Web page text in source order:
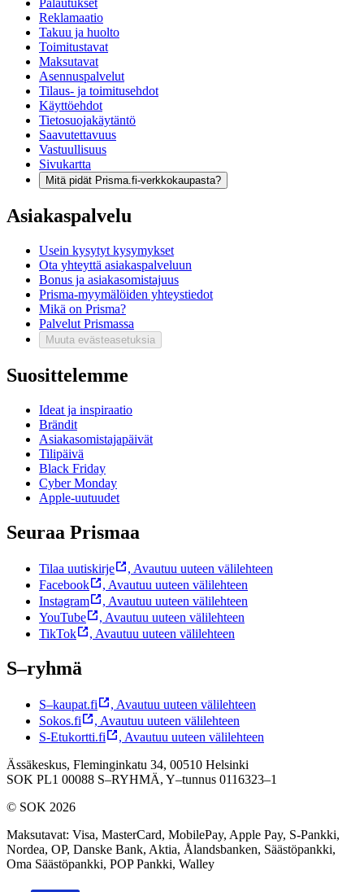
Palautukset
Reklamaatio
Takuu ja huolto
Toimitustavat
Maksutavat
Asennuspalvelut
Tilaus- ja toimitusehdot
Käyttöehdot
Tietosuojakäytäntö
Saavutettavuus
Vastuullisuus
Sivukartta
Mitä pidät Prisma.fi-verkkokaupasta?
Asiakaspalvelu
Usein kysytyt kysymykset
Ota yhteyttä asiakaspalveluun
Bonus ja asiakasomistajuus
Prisma-myymälöiden yhteystiedot
Mikä on Prisma?
Palvelut Prismassa
Muuta evästeasetuksia
Suosittelemme
Ideat ja inspiraatio
Brändit
Asiakasomistajapäivät
Tilipäivä
Black Friday
Cyber Monday
Apple-uutuudet
Seuraa Prismaa
Tilaa uutiskirje , Avautuu uuteen välilehteen
Facebook
, Avautuu uuteen välilehteen
Instagram
, Avautuu uuteen välilehteen
YouTube
, Avautuu uuteen välilehteen
TikTok
, Avautuu uuteen välilehteen
S–ryhmä
S–kaupat.fi , Avautuu uuteen välilehteen
Sokos.fi
, Avautuu uuteen välilehteen
S-Etukortti.fi
, Avautuu uuteen välilehteen
Ässäkeskus, Fleminginkatu 34, 00510 Helsinki
SOK PL1 00088 S–RYHMÄ, Y–tunnus 0116323–1
© SOK 2026
Maksutavat: Visa, MasterCard, MobilePay, Apple Pay, S-Pankki,
Nordea, OP, Danske Bank, Aktia, Ålandsbanken, Säästöpankki,
Oma Säästöpankki, POP Pankki, Walley